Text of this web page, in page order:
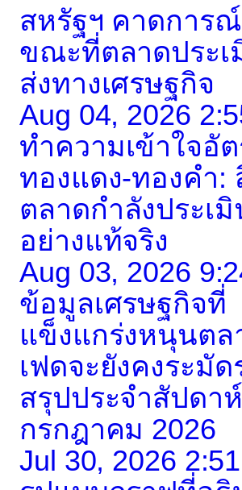
สหรัฐฯ คาดการ
ขณะที่ตลาดประเ
ส่งทางเศรษฐกิจ
Aug 04, 2026
ทำความเข้าใจอั
ทองแดง-ทองคำ:
ตลาดกำลังประเ
อย่างแท้จริง
Aug 03, 2026
ข้อมูลเศรษฐกิจที่
แข็งแกร่งหนุนตล
เฟดจะยังคงระมัด
สรุปประจำสัปดา
กรกฎาคม 2026
Jul 30, 2026